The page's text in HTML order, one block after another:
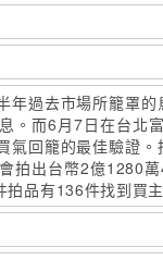
年過去市場所籠罩
。而6月7日在台北
回籠的最佳驗證
拍出台幣2億1280
品有136件找到買